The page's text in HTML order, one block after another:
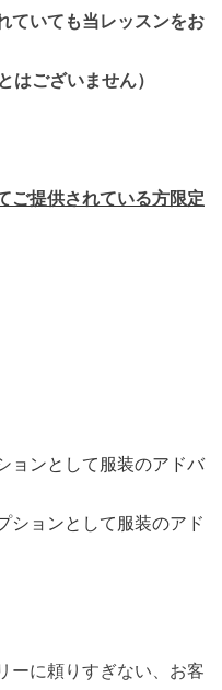
ていても当レッスンをお
はございません）
ご提供されている方限定
ョンとして服装のアドバ
ョンとして服装のアド
ーに頼りすぎない、お客